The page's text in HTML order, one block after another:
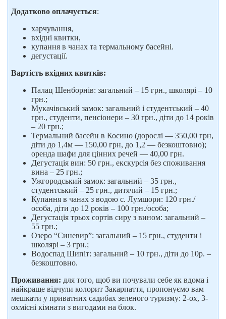
Додатково оплачується:
харчування,
вхідні квитки,
купання в чанах та термальному басейні.
дегустації.
Вартість вхідних квитків:
Палац Шенборнів: загальний – 15 грн., школярі – 10
грн.;
Мукачівський замок: загальний і студентський – 40
грн., студенти, пенсіонери – 30 грн., діти до 14 років
– 20 грн.;
Термальний басейн в Косино (дорослі — 350,00 грн,
діти до 1,4м — 150,00 грн, до 1,2 — безкоштовно);
оренда шафи для цінних речей — 40,00 грн.
Дегустація вин: 50 грн., екскурсія без споживання
вина – 25 грн.;
Ужгородський замок: загальний – 35 грн.,
студентський – 25 грн., дитячий – 15 грн.;
Купання в чанах з водою с. Лумшори: 120 грн./
особа, діти до 12 років – 100 грн./особа;
Дегустація трьох сортів сиру з вином: загальний –
55 грн.;
Озеро “Синевир”: загальний – 15 грн., студенти і
школярі – 3 грн.;
Водоспад Шипіт: загальний – 10 грн., діти до 10р. –
безкоштовно.
Проживання: для того, щоб ви почували себе як вдома і
найкраще відчули колорит Закарпаття, пропонуємо вам
мешкати у приватних садибах зеленого туризму: 2-ох, 3-
охмісні кімнати з вигодами на блок.